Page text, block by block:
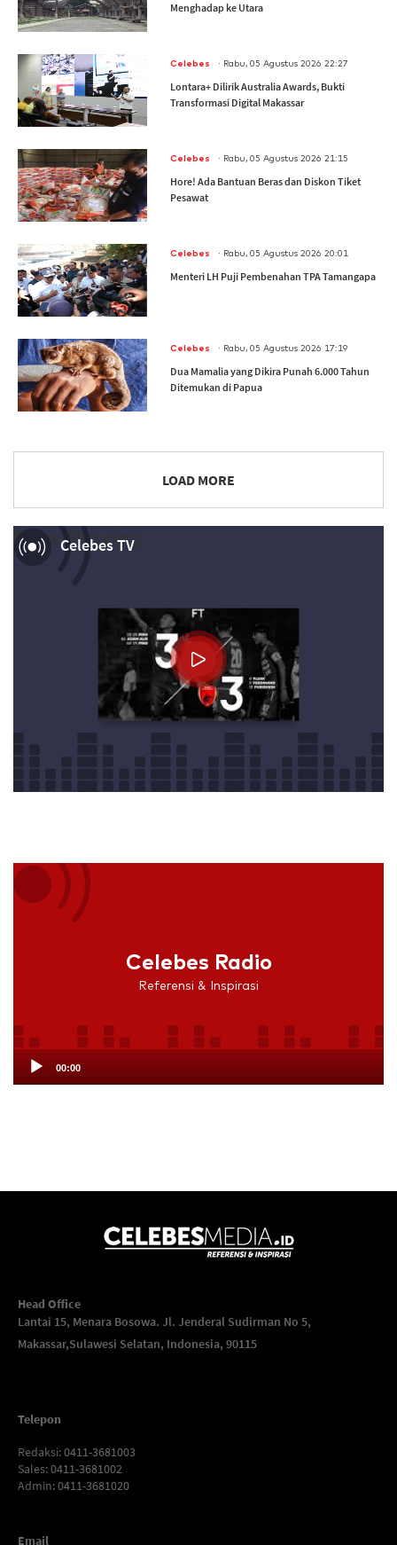
Menghadap ke Utara
Celebes . Rabu, 05 Agustus 2026 22:27
Lontara+ Dilirik Australia Awards, Bukti
Transformasi Digital Makassar
Celebes . Rabu, 05 Agustus 2026 21:15
Hore! Ada Bantuan Beras dan Diskon Tiket
Pesawat
Celebes . Rabu, 05 Agustus 2026 20:01
Menteri LH Puji Pembenahan TPA Tamangapa
Celebes . Rabu, 05 Agustus 2026 17:19
Dua Mamalia yang Dikira Punah 6.000 Tahun
Ditemukan di Papua
LOAD MORE
Celebes TV
Now Playing
Celebes Radio
Referensi & Inspirasi
Audio
Player
00:00
Head Office
Lantai 15, Menara Bosowa. Jl. Jenderal Sudirman No 5,
Makassar,Sulawesi Selatan, Indonesia, 90115
Telepon
Redaksi: 0411-3681003
Sales: 0411-3681002
Admin: 0411-3681020
Email